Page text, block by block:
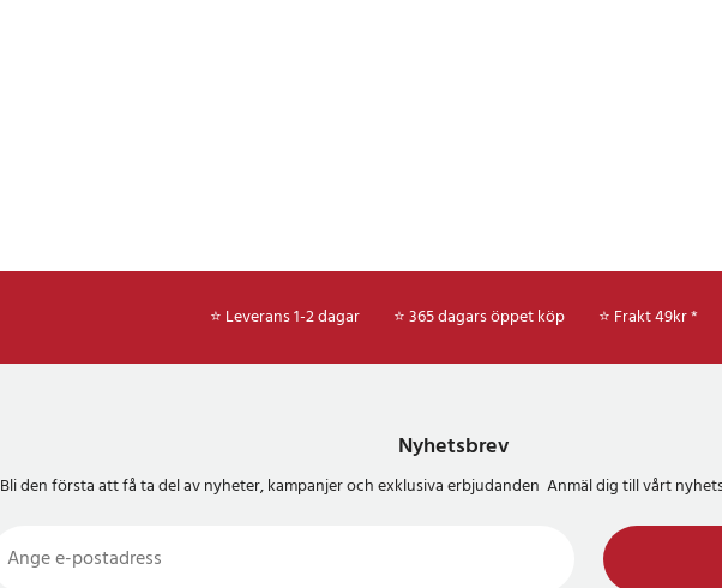
⭐ Leverans 1-2 dagar ⭐ 365 dagars öppet köp ⭐ Frakt 49kr *
Nyhetsbrev
Bli den första att få ta del av nyheter, kampanjer och exklusiva erbjudanden Anmäl dig till vårt